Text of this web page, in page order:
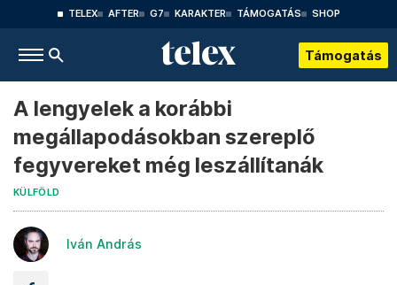
TELEX AFTER G7 KARAKTER TÁMOGATÁS SHOP
Támogatás
A lengyelek a korábbi
megállapodásokban szereplő
fegyvereket még leszállítanák
KÜLFÖLD
Iván András